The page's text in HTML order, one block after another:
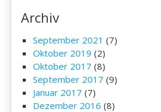
Archiv
September 2021 (7)
Oktober 2019 (2)
Oktober 2017 (8)
September 2017 (9)
Januar 2017 (7)
Dezember 2016 (8)